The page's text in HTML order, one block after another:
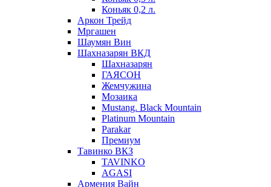
Коньяк 0,2 л.
Аркон Трейд
Мргашен
Шаумян Вин
Шахназарян ВКД
Шахназарян
ГАЯСОН
Жемчужина
Мозаика
Mustang. Black Mountain
Platinum Mountain
Parakar
Премиум
Тавинко ВКЗ
TAVINKO
AGASI
Армения Вайн